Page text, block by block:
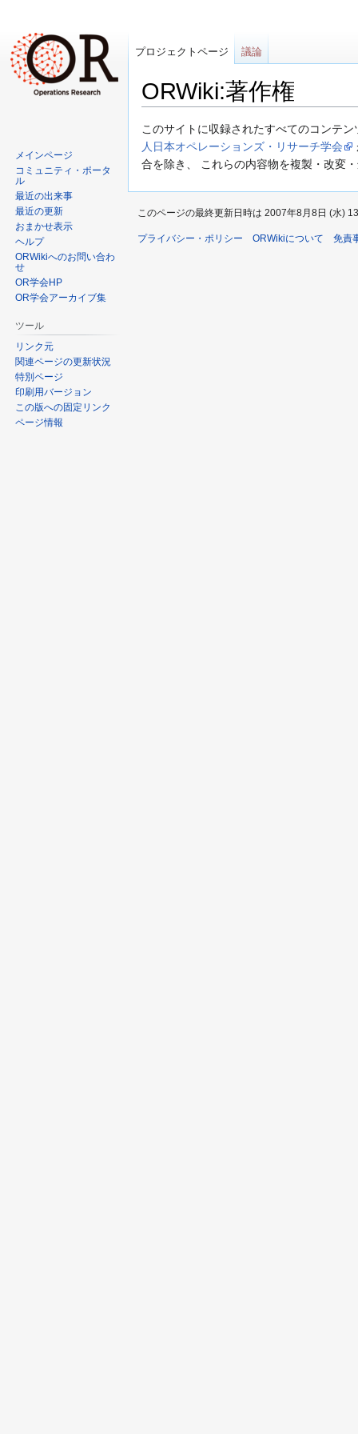
ORWiki:著作権
ナ
ビ
ゲ
ョ
ン
検
索
に
このサイトに収録されたすべてのコンテ
人日本オペレーションズ・リサーチ学会
合を除き、 これらの内容物を複製・改変
プロジェクトページ 議論
メインページ
コミュニティ・ポータ
ル
最近の出来事
最近の更新
おまかせ表示
ヘルプ
ORWikiへのお問い合わ
せ
OR学会HP
OR学会アーカイブ集
ツール
リンク元
関連ページの更新状況
特別ページ
印刷用バージョン
この版への固定リンク
ページ情報
このページの最終更新日時は 2007年8月8日 (水)
プライバシー・ポリシー ORWikiについて 免責